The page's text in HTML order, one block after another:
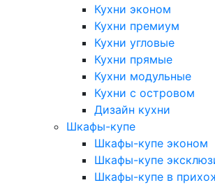
Кухни эконом
Кухни премиум
Кухни угловые
Кухни прямые
Кухни модульные
Кухни с островом
Дизайн кухни
Шкафы-купе
Шкафы-купе эконом
Шкафы-купе
Шкафы-купе в